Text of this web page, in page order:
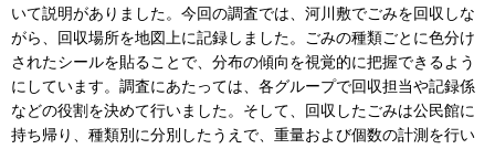
いて説明がありました。今回の調査では、河川敷でごみを回収しな
がら、回収場所を地図上に記録しました。ごみの種類ごとに色分け
されたシールを貼ることで、分布の傾向を視覚的に把握できるよう
にしています。調査にあたっては、各グループで回収担当や記録係
などの役割を決めて行いました。そして、回収したごみは公民館に
持ち帰り、種類別に分別したうえで、重量および個数の計測を行い